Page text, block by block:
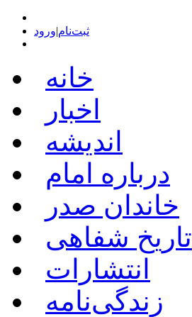
ثبت‌نام|ورود
خانه
اخبار
اندیشه
درباره امام
خاندان صدر
تاریخ شفاهی
انتشارات
زندگی‌نامه